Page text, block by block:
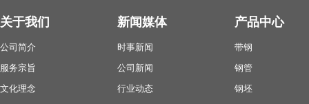
关于我们
公司简介
服务宗旨
文化理念
新闻媒体
时事新闻
公司新闻
行业动态
产品中心
带钢
钢管
钢坯